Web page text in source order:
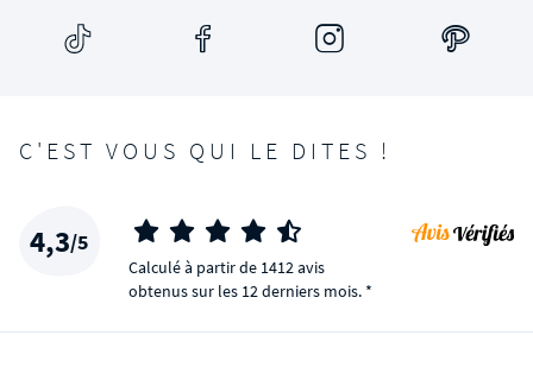
C'EST VOUS QUI LE DITES !
4,3/5
Calculé à partir de 1412 avis
obtenus sur les 12 derniers mois. *